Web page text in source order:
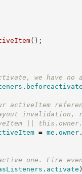
( ) ;
we have no
.
activeItem
layout invalidation,
||
= me . owner
one. Fire
. activate